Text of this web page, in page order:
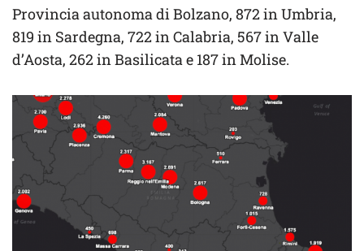
Provincia autonoma di Bolzano, 872 in Umbria,
819 in Sardegna, 722 in Calabria, 567 in Valle
d’Aosta, 262 in Basilicata e 187 in Molise.